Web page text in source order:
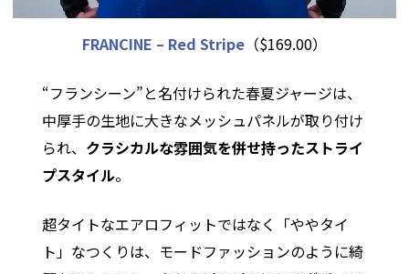
FRANCINE – Red Stripe （$169.00）
“フランシーン”と名付けられた春夏ジャージは、
中厚手の生地に大きなメッシュパネルが取り付け
られ、 クラシカルな雰囲気を併せ持ったストライ
プスタイル。
超タイトなエアロフィットではなく「ややタイ
ト」なつくりは、モードファッションのように綺